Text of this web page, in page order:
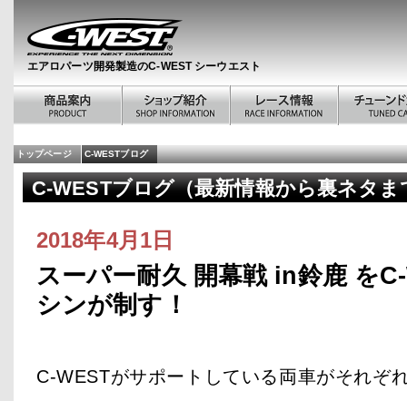
エアロパーツ開発製造のC-WEST シーウエスト
トップページ C-WESTブログ
C-WESTブログ（最新情報から裏ネタ
2018年4月1日
スーパー耐久 開幕戦 in鈴鹿 を
シンが制す！
C-WESTがサポートしている両車がそれぞ